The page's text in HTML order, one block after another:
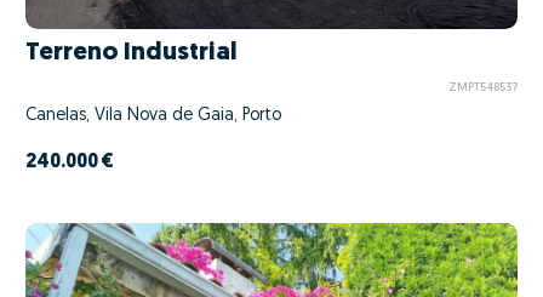
Terreno Industrial
ZMPT548537
Canelas, Vila Nova de Gaia, Porto
240.000 €